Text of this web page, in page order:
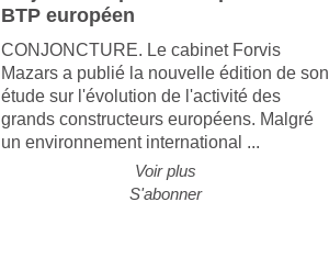
BTP européen
CONJONCTURE. Le cabinet Forvis
Mazars a publié la nouvelle édition de son
étude sur l'évolution de l'activité des
grands constructeurs européens. Malgré
un environnement international ...
Voir plus
S'abonner